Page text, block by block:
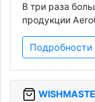
В три раза
продукции
Подробности